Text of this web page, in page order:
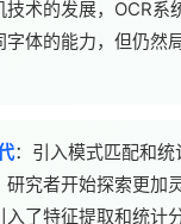
技术的发展，OCR系
字体的能力，但仍然
：引入模式匹配和统
研究者开始探索更加
入了特征提取和统计